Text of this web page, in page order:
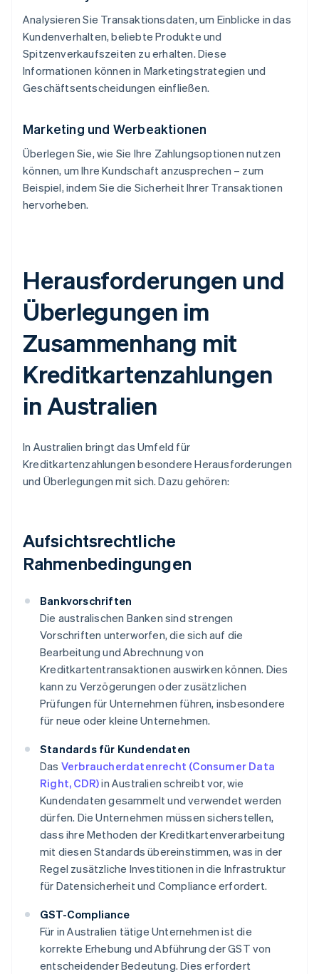
Analysieren Sie Transaktionsdaten, um Einblicke in das
Kundenverhalten, beliebte Produkte und
Spitzenverkaufszeiten zu erhalten. Diese
Informationen können in Marketingstrategien und
Geschäftsentscheidungen einfließen.
Marketing und Werbeaktionen
Überlegen Sie, wie Sie Ihre Zahlungsoptionen nutzen
können, um Ihre Kundschaft anzusprechen – zum
Beispiel, indem Sie die Sicherheit Ihrer Transaktionen
hervorheben.
Herausforderungen und
Überlegungen im
Zusammenhang mit
Kreditkartenzahlungen
in Australien
In Australien bringt das Umfeld für
Kreditkartenzahlungen besondere Herausforderungen
und Überlegungen mit sich. Dazu gehören:
Aufsichtsrechtliche
Rahmenbedingungen
Bankvorschriften
Die australischen Banken sind strengen
Vorschriften unterworfen, die sich auf die
Bearbeitung und Abrechnung von
Kreditkartentransaktionen auswirken können. Dies
kann zu Verzögerungen oder zusätzlichen
Prüfungen für Unternehmen führen, insbesondere
für neue oder kleine Unternehmen.
Standards für Kundendaten
Das Verbraucherdatenrecht (Consumer Data
Right, CDR)in Australien schreibt vor, wie
Kundendaten gesammelt und verwendet werden
dürfen. Die Unternehmen müssen sicherstellen,
dass ihre Methoden der Kreditkartenverarbeitung
mit diesen Standards übereinstimmen, was in der
Regel zusätzliche Investitionen in die Infrastruktur
für Datensicherheit und Compliance erfordert.
GST-Compliance
Für in Australien tätige Unternehmen ist die
korrekte Erhebung und Abführung der GST von
entscheidender Bedeutung. Dies erfordert